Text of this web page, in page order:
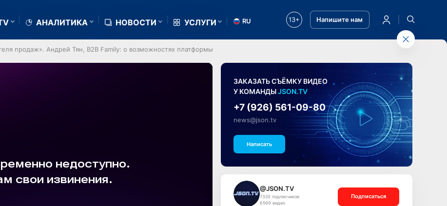
АНАЛИТИКА НОВОСТИ УСЛУГИ RU 13+ Напишите нам
продаж». Андрей Тян, B2B Family: о возможностях платформы
ЗАКАЗАТЬ СЪЁМКУ ВИДЕО
У КОМАНДЫJSON.TV
+7 (926) 561-09-80
news@json.tv
Написать
@JSON.TV
7320 подписчиков
6599 видео
Подписаться